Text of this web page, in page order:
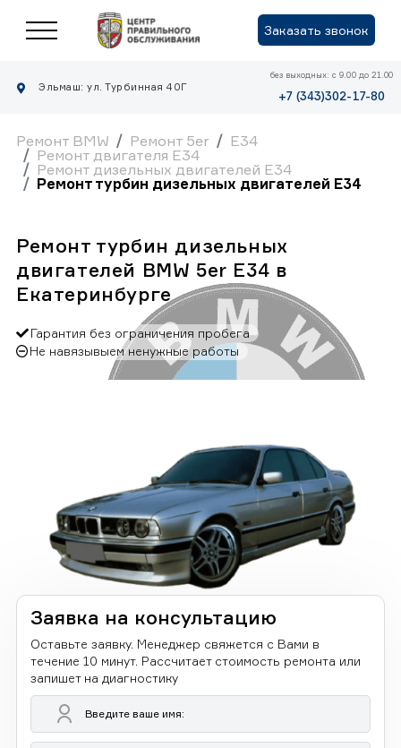
Заказать звонок
Эльмаш: ул. Турбинная 40Г
без выходных: с 9.00 до 21.00
+7 (343)302-17-80
Ремонт BMW Ремонт 5er
E34
Ремонт двигателя E34
Ремонт дизельных двигателей E34
Ремонт турбин дизельных двигателей E34
Ремонт турбин дизельных
двигателей BMW 5er E34 в
Екатеринбурге
Гарантия без ограничения пробега
Не навязывыем ненужные работы
Заявка на консультацию
Оставьте заявку. Менеджер свяжется с Вами в
течение 10 минут. Рассчитает стоимость ремонта или
запишет на диагностику